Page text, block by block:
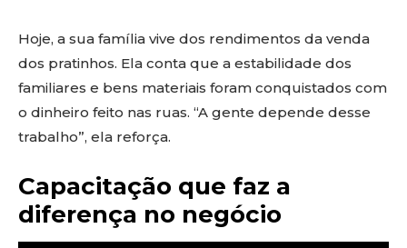
Hoje, a sua família vive dos rendimentos da venda
dos pratinhos. Ela conta que a estabilidade dos
familiares e bens materiais foram conquistados com
o dinheiro feito nas ruas. “A gente depende desse
trabalho”, ela reforça.
Capacitação que faz a
diferença no negócio